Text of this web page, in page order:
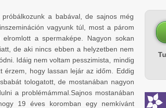
a babával, de sajnos még
vagyunk túl, most a párom
a spermaképe. Nagyon sokan
de aki nincs ebben a helyzetben nem
Idáig nem voltam pesszimista, mindig
érzem, hogy lassan lejár az időm. Eddig
tologatott, de mostanában nagyon
a problémámmal.Sajnos mostanában
19 éves koromban egy nemkívánt